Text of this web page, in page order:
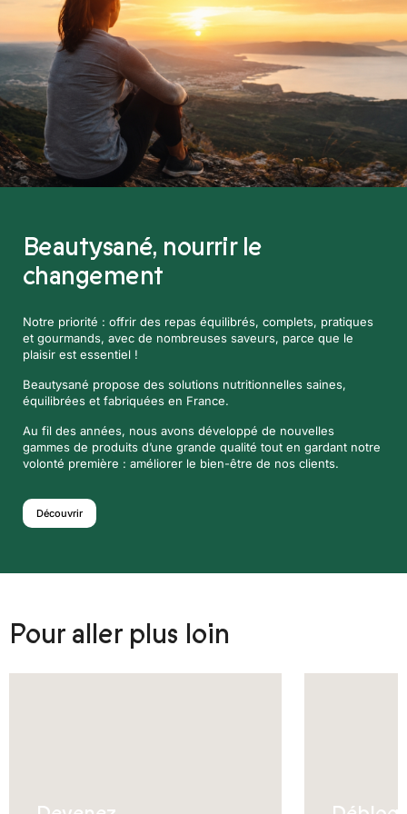
Beautysané, nourrir le
changement
Notre priorité : offrir des repas équilibrés, complets, pratiques
et gourmands, avec de nombreuses saveurs, parce que le
plaisir est essentiel !
Beautysané propose des solutions nutritionnelles saines,
équilibrées et fabriquées en France.
Au fil des années, nous avons développé de nouvelles
gammes de produits d’une grande qualité tout en gardant notre
volonté première : améliorer le bien-être de nos clients.
Découvrir
Pour aller plus loin